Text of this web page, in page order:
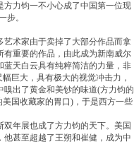
力钧一不小心成了中国第一位现
步。
术家由于卖掉了大部分作品而拿
重要的作品，由此成为新南威尔
天白云具有纯粹简洁的力量，非
巨大，具有极大的视觉冲击力，
出了黄金和美钞的味道(方力钧的
国收藏家的胃口)，于是西方一些
年展也成了方力钧的天下。美国
他甚至超越了王朔和崔健，成为中